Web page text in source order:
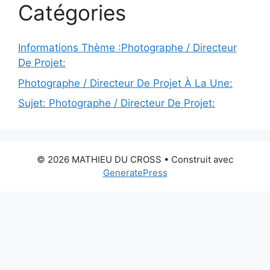
Catégories
Informations Thème :Photographe / Directeur
De Projet:
Photographe / Directeur De Projet À La Une:
Sujet: Photographe / Directeur De Projet:
© 2026 MATHIEU DU CROSS • Construit avec
GeneratePress